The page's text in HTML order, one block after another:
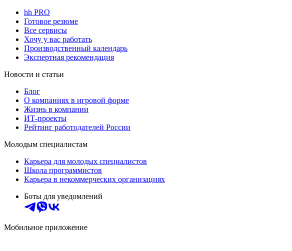
hh PRO
Готовое резюме
Все сервисы
Хочу у вас работать
Производственный календарь
Экспертная рекомендация
Новости и статьи
Блог
О компаниях в игровой форме
Жизнь в компании
ИТ-проекты
Рейтинг работодателей России
Молодым специалистам
Карьера для молодых специалистов
Школа программистов
Карьера в некоммерческих организациях
Боты для уведомлений
Мобильное приложение